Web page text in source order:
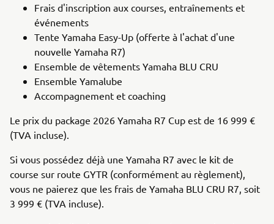
Frais d'inscription aux courses, entraînements et
événements
Tente Yamaha Easy-Up (offerte à l'achat d'une
nouvelle Yamaha R7)
Ensemble de vêtements Yamaha BLU CRU
Ensemble Yamalube
Accompagnement et coaching
Le prix du package 2026 Yamaha R7 Cup est de 16 999 €
(TVA incluse).
Si vous possédez déjà une Yamaha R7 avec le kit de
course sur route GYTR (conformément au règlement),
vous ne paierez que les frais de Yamaha BLU CRU R7, soit
3 999 € (TVA incluse).